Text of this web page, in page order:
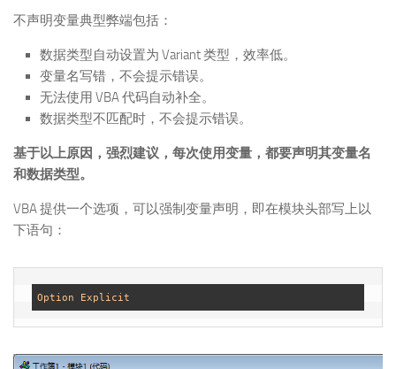
不声明变量典型弊端包括：
数据类型自动设置为 Variant 类型，效率低。
变量名写错，不会提示错误。
无法使用 VBA 代码自动补全。
数据类型不匹配时，不会提示错误。
基于以上原因，强烈建议，每次使用变量，都要声明其变量名
和数据类型。
VBA 提供一个选项，可以强制变量声明，即在模块头部写上以
下语句：
Option Explicit